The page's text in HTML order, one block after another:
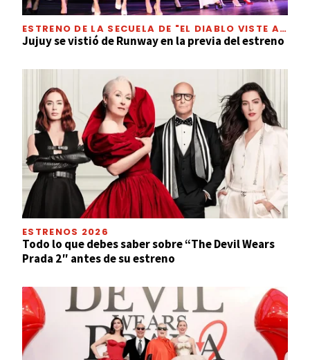
ESTRENO DE LA SECUELA DE "EL DIABLO VISTE A
LA MODA"
Jujuy se vistió de Runway en la previa del estreno
ESTRENOS 2026
Todo lo que debes saber sobre “The Devil Wears
Prada 2″ antes de su estreno